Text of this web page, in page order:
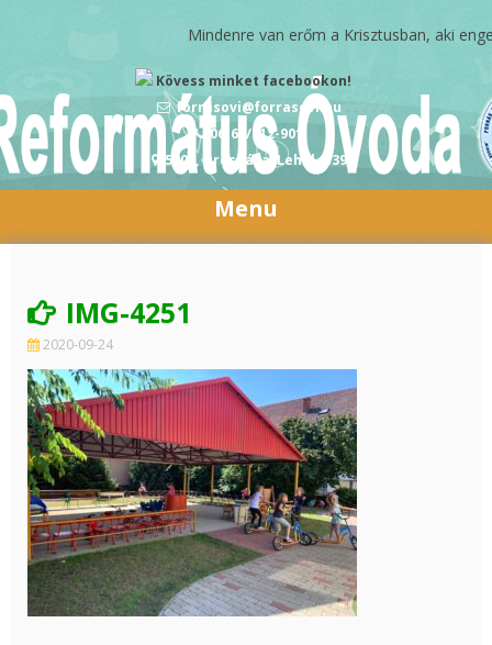
Mindenre van erőm a Krisztusban, aki
Kövess minket facebookon!
forrasovi@forrasovi.hu
06-68/412-901
5900, Orosháza, Lehel u.39
Menu
IMG-4251
2020-09-24